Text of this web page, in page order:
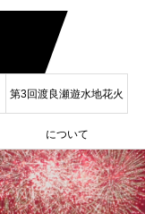
第3回渡良瀬遊水地花火
について